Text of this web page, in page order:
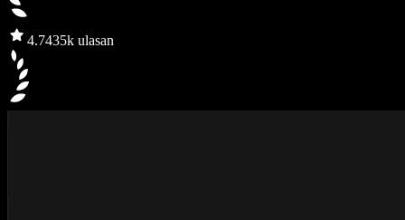
4.7435k ulasan